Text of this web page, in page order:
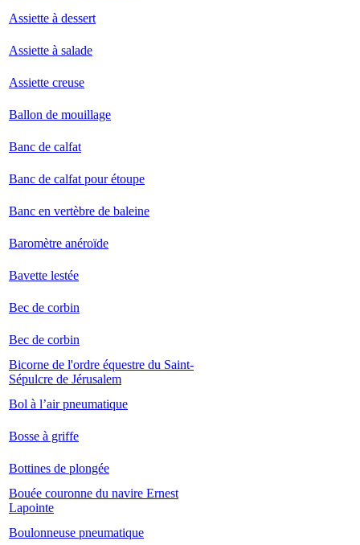
Assiette à dessert
Assiette à salade
Assiette creuse
Ballon de mouillage
Banc de calfat
Banc de calfat pour étoupe
Banc en vertèbre de baleine
Baromètre anéroïde
Bavette lestée
Bec de corbin
Bec de corbin
Bicorne de l'ordre équestre du Saint-
Sépulcre de Jérusalem
Bol à l’air pneumatique
Bosse à griffe
Bottines de plongée
Bouée couronne du navire Ernest
Lapointe
Boulonneuse pneumatique